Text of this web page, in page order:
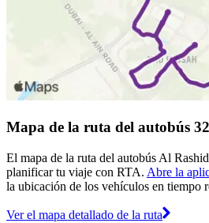
Mapa de la ruta del autobús
El mapa de la ruta del autobús Al
planificar tu viaje con RTA. Abre la
la ubicación de los vehículos en tiempo
Ver el mapa detallado de la ruta